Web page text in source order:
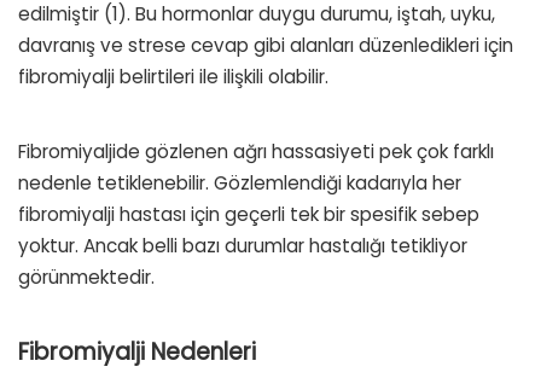
edilmiştir (1). Bu hormonlar duygu durumu, iştah, uyku,
davranış ve strese cevap gibi alanları düzenledikleri için
fibromiyalji belirtileri ile ilişkili olabilir.
Fibromiyaljide gözlenen ağrı hassasiyeti pek çok farklı
nedenle tetiklenebilir. Gözlemlendiği kadarıyla her
fibromiyalji hastası için geçerli tek bir spesifik sebep
yoktur. Ancak belli bazı durumlar hastalığı tetikliyor
görünmektedir.
Fibromiyalji Nedenleri